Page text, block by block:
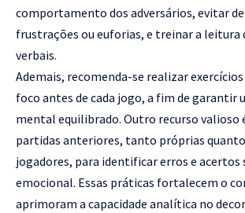
comportamento dos adversários, evitar
frustrações ou euforias, e treinar a leitura
verbais.
Ademais, recomenda-se realizar
foco antes de cada jogo, a fim de garantir
mental equilibrado. Outro recurso valioso
partidas anteriores, tanto próprias
jogadores, para identificar erros e acertos
emocional. Essas práticas fortalecem o
aprimoram a capacidade analítica no